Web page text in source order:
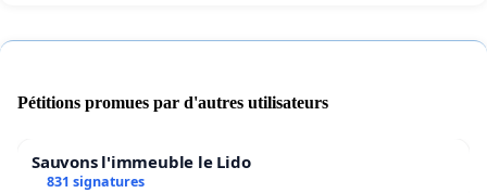
Pétitions promues par d'autres utilisateurs
Sauvons l'immeuble le Lido
831 signatures